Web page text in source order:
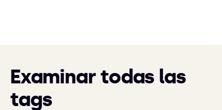
Examinar todas las
tags